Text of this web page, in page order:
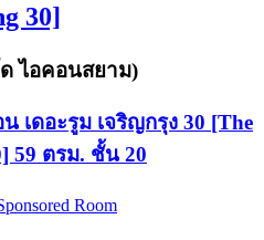
30]
ไอคอนสยาม)
เดอะรูม เจริญกรุง 30 [The
59 ตรม. ชั้น 20
Room